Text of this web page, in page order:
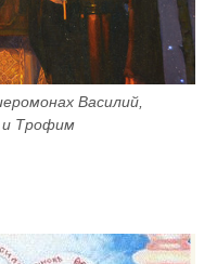
Василий,
и Трофим